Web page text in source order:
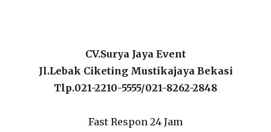
CV.Surya Jaya Event
Jl.Lebak Ciketing Mustikajaya Bekasi
Tlp.021-2210-5555/021-8262-2848
Fast Respon 24 Jam